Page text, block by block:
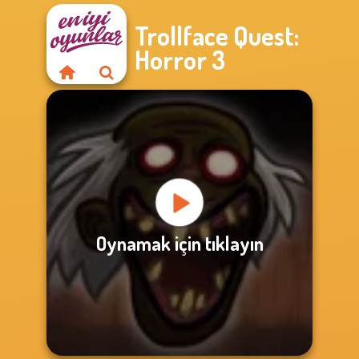
Trollface Quest:
Horror 3
Oynamak için tıklayın